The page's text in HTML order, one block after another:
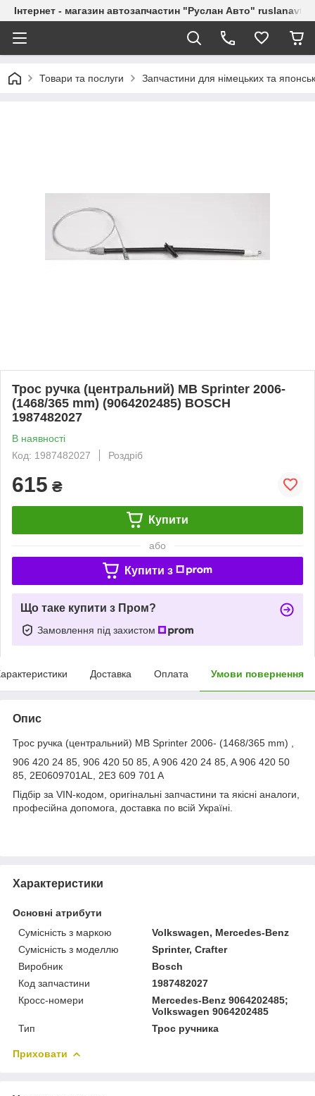
Інтернет - магазин автозапчастин "Руслан Авто"
Товари та послуги Запчастини для німецьких та
Трос ручка (центральний) MB Sprinter 2006-
(1468/365 mm) (9064202485) BOSCH
1987482027
В наявності
Код: 1987482027
Роздріб
615 ₴
Купити
або
Купити з
Що таке купити з Пром?
Замовлення під захистом
Доставка Оплата Умови повернення
Опис
Трос ручка (центральний) MB Sprinter 2006- (1468/365 mm) ,
906 420 24 85, 906 420 50 85, A 906 420 24 85, A 906 420 50
85, 2E0609701AL, 2E3 609 701 A
Підбір за VIN-кодом, оригінальні запчастини та якісні аналоги,
професійна допомога, доставка по всій Україні.
Характеристики
Основні атрибути
Сумісність з маркою
Volkswagen, Mercedes-Benz
Сумісність з моделлю
Sprinter, Crafter
Виробник
Bosch
Код запчастини
1987482027
Кросс-номери
Mercedes-Benz 9064202485;
Volkswagen 9064202485
Тип
Трос ручника
Приховати